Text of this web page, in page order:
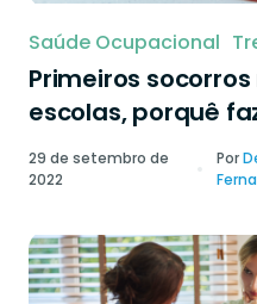
Saúde Ocupacional
Primeiros socorros
escolas, porquê
29 de setembro de
2022
Por